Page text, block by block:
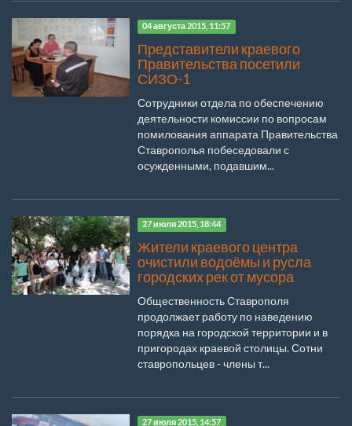
04 августа 2015, 11:57
Представители краевого
Правительства посетили
СИЗО-1
Сотрудники отдела по обеспечению
деятельности комиссии по вопросам
помилования аппарата Правительства
Ставрополья побеседовали с
осужденными, подавшим...
27 июля 2015, 18:44
Жители краевого центра
очистили водоёмы и русла
городских рек от мусора
Общественность Ставрополя
продолжает работу по наведению
порядка на городской территории и в
пригородах краевой столицы. Сотни
ставропольцев - члены т...
27 июля 2015, 14:57